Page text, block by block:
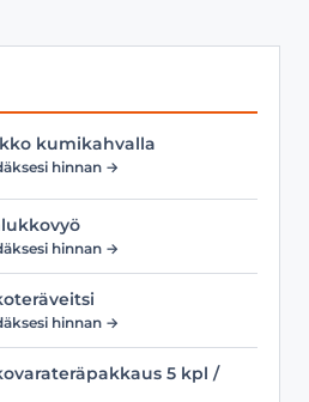
kumikahvalla
hinnan →
hinnan →
hinnan →
5 kpl /